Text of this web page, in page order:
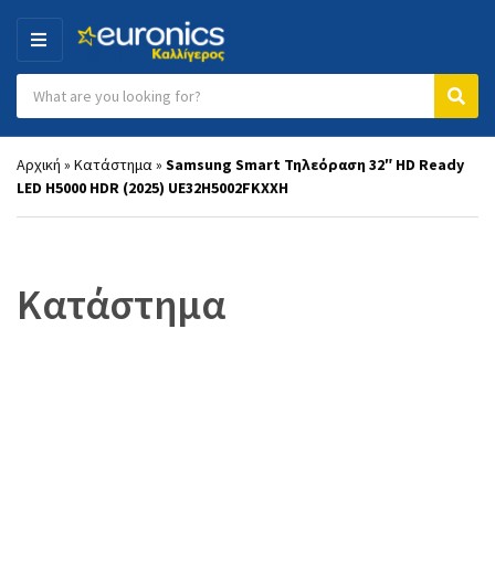
MENU
Category name
Αρχική » Κατάστημα» Samsung Smart Τηλεόραση 32″ HD Ready
LED H5000 HDR (2025) UE32H5002FKXXH
Κατάστημα